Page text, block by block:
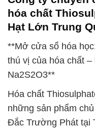
hóa chất
Hạt Lớn Trung
**Mở cửa sổ hóa
thú vị của hóa chất –
Na2S2O3**
Hóa chất
những sản phẩm
Đắc Trường Phát tại